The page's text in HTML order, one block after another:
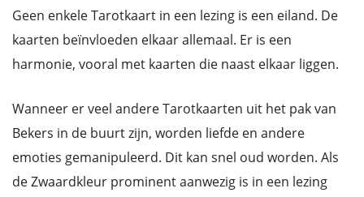
Geen enkele Tarotkaart in een lezing is een eiland. De
kaarten beïnvloeden elkaar allemaal. Er is een
harmonie, vooral met kaarten die naast elkaar liggen.
Wanneer er veel andere Tarotkaarten uit het pak van
Bekers in de buurt zijn, worden liefde en andere
emoties gemanipuleerd. Dit kan snel oud worden. Als
de Zwaardkleur prominent aanwezig is in een lezing